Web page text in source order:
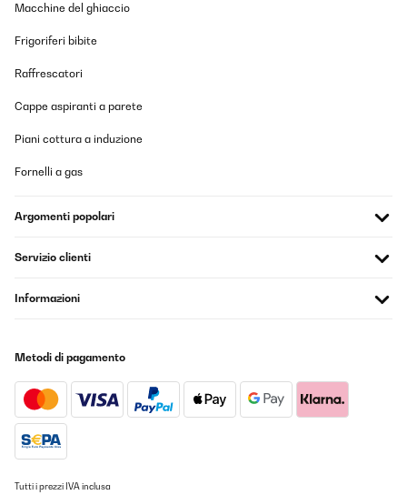
Macchine del ghiaccio
Frigoriferi bibite
Raffrescatori
Cappe aspiranti a parete
Piani cottura a induzione
Fornelli a gas
Argomenti popolari
Servizio clienti
Informazioni
Metodi di pagamento
Tutti i prezzi IVA inclusa